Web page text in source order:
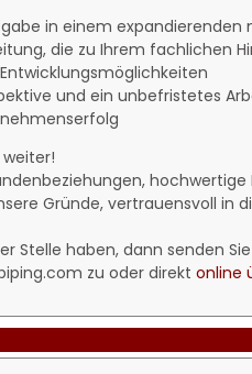
in einem
die zu Ihrem fachlichen
und ein unbefristetes
Gründe, vertrauensvoll in
Stelle haben, dann senden
zu oder direkt online